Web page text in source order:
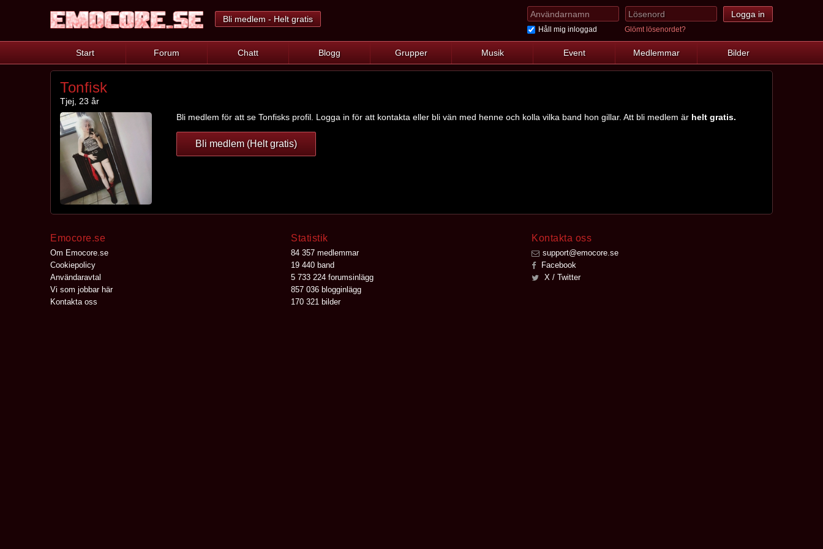
Bli medlem - Helt gratis
Håll mig inloggad Glömt lösenordet?
Start Forum Chatt Blogg Grupper Musik Event Medlemmar Bilder
Tonfisk
Tjej, 23 år
Bli medlem för att se Tonfisks profil. Logga in för att kontakta eller bli vän med henne och kolla vilka band hon gillar. Att bli medlem är helt gratis.
Bli medlem (Helt gratis)
Emocore.se
Om Emocore.se
Cookiepolicy
Användaravtal
Vi som jobbar här
Kontakta oss
Statistik
84 357 medlemmar
19 440 band
5 733 224 forumsinlägg
857 036 blogginlägg
170 321 bilder
Kontakta oss
support@emocore.se
Facebook
X / Twitter